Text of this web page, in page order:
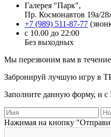
Галерея "Парк",
Пр. Космонавтов 19а/
+7 (989) 511-87-77
с 10.00 до 22:00
Без выходных
Мы перезвоним вам в течение
Забронируй лучшую игру в
Заполните данную форму, и с
Нажимая на кнопку